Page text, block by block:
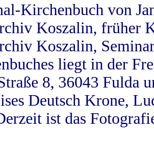
Kirchenbuch von
Koszalin, früher
Koszalin,
liegt in der
8, 36043 Fulda
Deutsch Krone,
ist das